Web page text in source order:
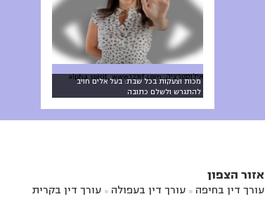
מכות וצעקות בכל שבת: בעל אלים חויב
להתגרש ולשלם כתובה
אילוסטרציה: alpha spirit, www.123rf.com
אזור הצפון
עורך דין בחיפה  עורך דין בעפולה 
עורך דין בקרית